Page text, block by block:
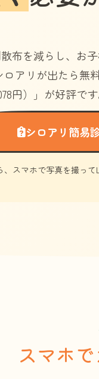
布を減らし、お
アリが出たら無
円）」 が好評です
シロアリ簡易
、スマホで写真を撮っ
スマホ